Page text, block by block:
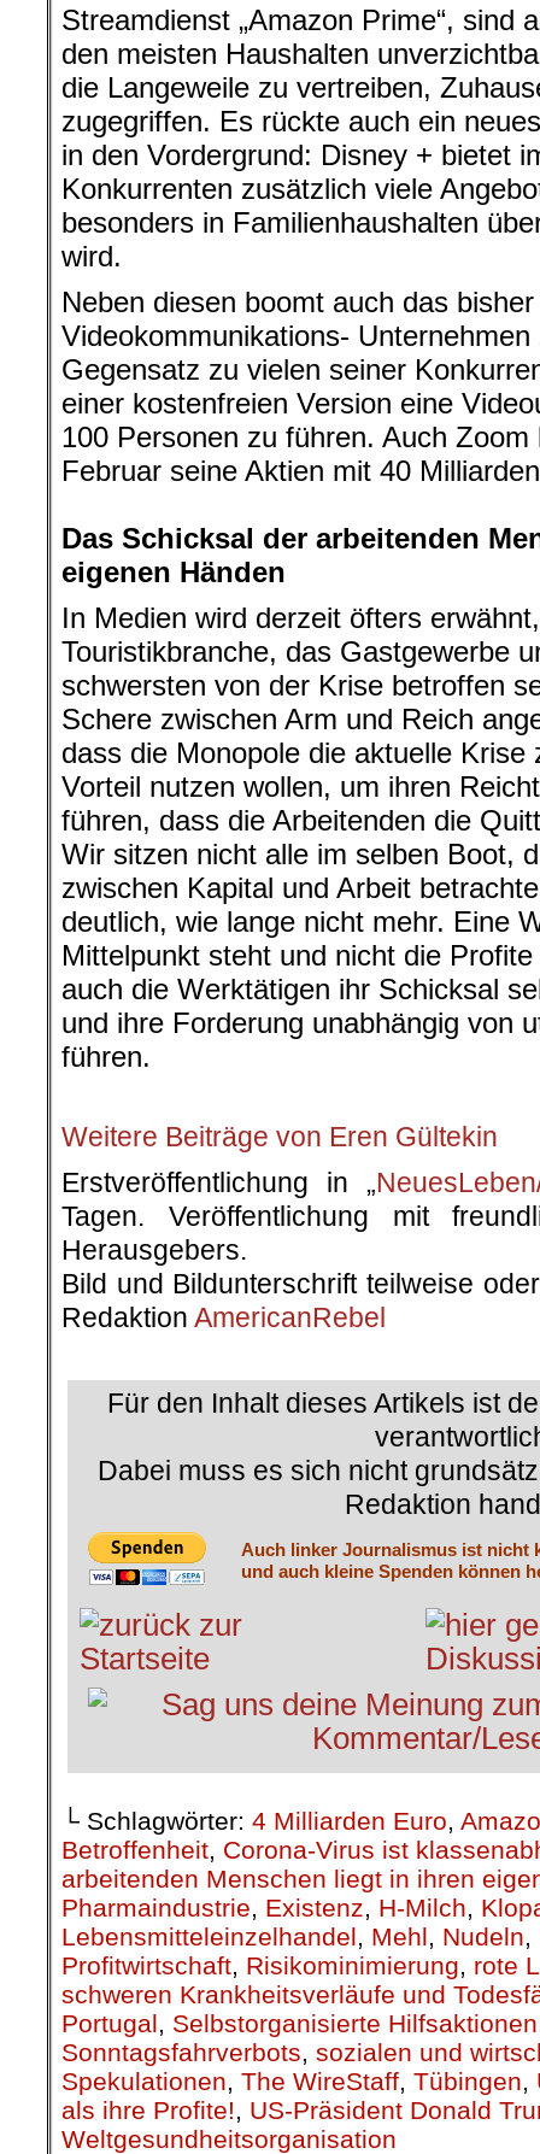
Streamdienst „Amazon Prime“, sind
den meisten Haushalten
die Langeweile zu vertreiben,
zugegriffen. Es rückte auch ein
in den Vordergrund: Disney + bietet
Konkurrenten zusätzlich viele
besonders in Familienhaushalten
wird.
Neben diesen boomt auch das
Videokommunikations- Unternehmen
Gegensatz zu vielen seiner
einer kostenfreien Version eine
100 Personen zu führen. Auch
Februar seine Aktien mit 40
Das Schicksal der arbeitenden
eigenen Händen
In Medien wird derzeit öfters
Touristikbranche, das Gastgewerbe
schwersten von der Krise betroffen
Schere zwischen Arm und Reich
dass die Monopole die aktuelle Krise
Vorteil nutzen wollen, um ihren
führen, dass die Arbeitenden die
Wir sitzen nicht alle im selben Boot,
zwischen Kapital und Arbeit
deutlich, wie lange nicht mehr. Eine
Mittelpunkt steht und nicht die
auch die Werktätigen ihr Schicksal
und ihre Forderung unabhängig von
führen.
Weitere Beiträge von Eren Gültekin
Erstveröffentlichung in „
Tagen. Veröffentlichung mit
Herausgebers.
Bild und Bildunterschrift teilweise
Redaktion AmericanRebel
Für den Inhalt dieses Artikels ist
Dabei muss es sich nicht
Redaktion
Auch linker Journalismus ist nicht
und auch kleine Spenden können
└ Schlagwörter: 4 Milliarden Euro,
Betroffenheit, Corona-Virus ist
arbeitenden Menschen liegt in ihren
Pharmaindustrie, Existenz, H-Milch,
Lebensmitteleinzelhandel, Mehl, Nudeln,
Profitwirtschaft, Risikominimierung, rote
schweren Krankheitsverläufe und
Portugal, Selbstorganisierte Hilfsaktionen
Sonntagsfahrverbots, sozialen und
Spekulationen, The WireStaff, Tübingen,
als ihre Profite!, US-Präsident Donald
Weltgesundheitsorganisation